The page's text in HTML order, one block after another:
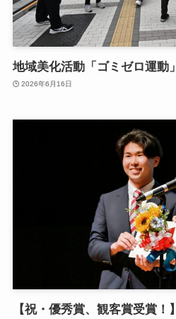
地域美化活動「ゴミゼロ運動
2026年6月16日
【祝・優秀賞、観客賞受賞